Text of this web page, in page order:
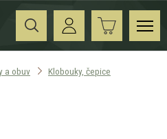
a obuv
Klobouky, čepice